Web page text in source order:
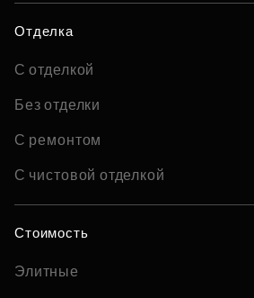
Отделка
С отделкой
Без отделки
С ремонтом
С чистовой отделкой
Стоимость
Элитные